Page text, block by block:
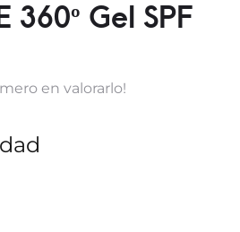
360º Gel SPF
en valorarlo!